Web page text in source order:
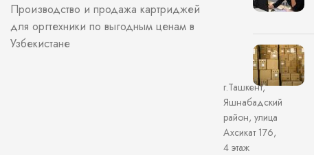
Производство и продажа картриджей
для оргтехники по выгодным ценам в
Узбекистане
г.Ташкент,
Яшнабадский
район, улица
Ахсикат 176,
4 этаж